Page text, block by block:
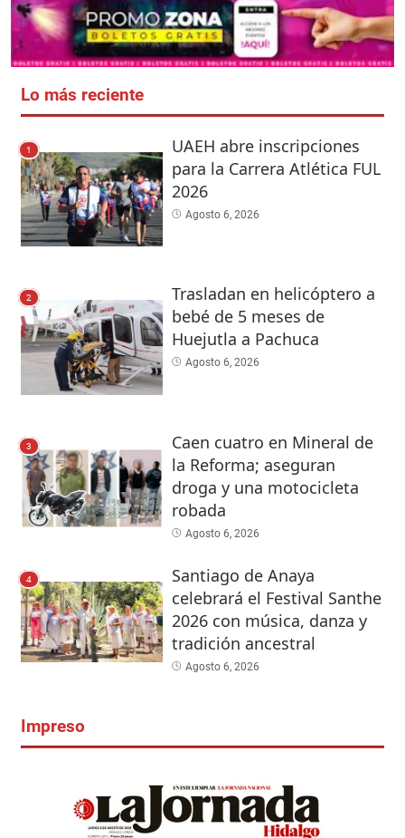
Lo más reciente
1
UAEH abre inscripciones
para la Carrera Atlética FUL
2026
Agosto 6, 2026
2
Trasladan en helicóptero a
bebé de 5 meses de
Huejutla a Pachuca
Agosto 6, 2026
3
Caen cuatro en Mineral de
la Reforma; aseguran
droga y una motocicleta
robada
Agosto 6, 2026
4
Santiago de Anaya
celebrará el Festival Santhe
2026 con música, danza y
tradición ancestral
Agosto 6, 2026
Impreso